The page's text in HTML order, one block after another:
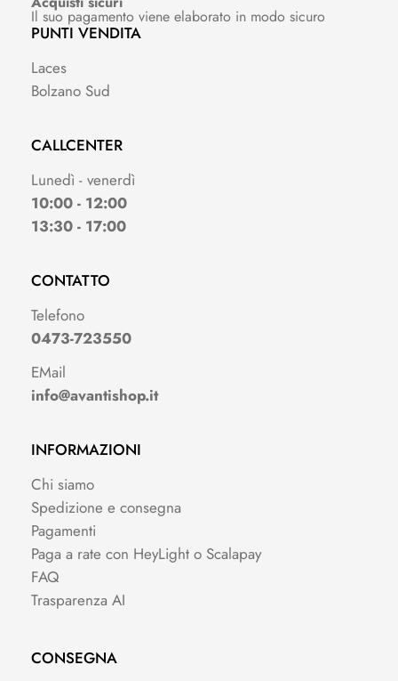
Il suo pagamento viene elaborato in modo sicuro
PUNTI VENDITA
Laces
Bolzano Sud
CALLCENTER
Lunedì - venerdì
10:00 - 12:00
13:30 - 17:00
CONTATTO
Telefono
0473-723550
EMail
info@avantishop.it
INFORMAZIONI
Chi siamo
Spedizione e consegna
Pagamenti
Paga a rate con HeyLight o Scalapay
FAQ
Trasparenza AI
CONSEGNA